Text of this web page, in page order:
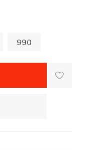
990